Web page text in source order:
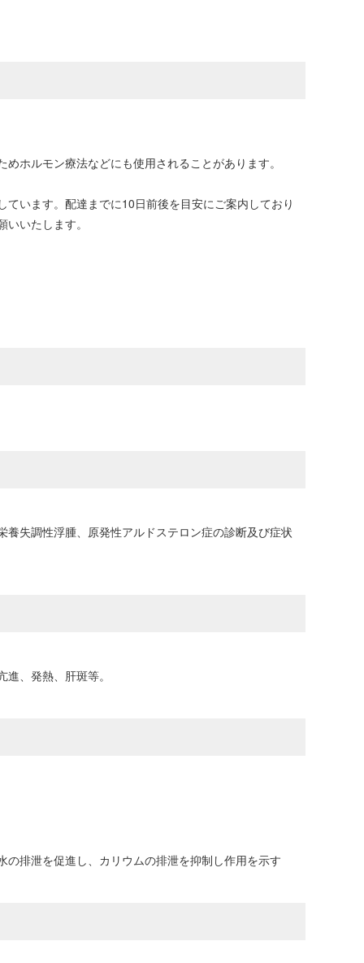
ホルモン療法などにも使用されることがあります。
います。配達までに10日前後を目安にご案内しており
いたします。
失調性浮腫、原発性アルドステロン症の診断及び症状
、発熱、肝斑等。
排泄を促進し、カリウムの排泄を抑制し作用を示す